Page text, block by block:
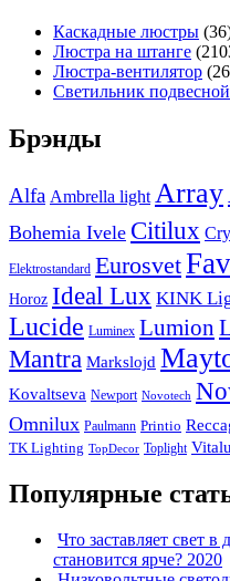
Каскадные люстры
Люстра на штанге
Люстра-вентилятор
Светильник подвесной
Брэнды
Alfa Ambrella light Array
Bohemia Ivele Citilux
Elektrostandard Eurosvet
Horoz Ideal Lux KINK
Lucide Luminex Lumion
Mantra Markslojd
Kovaltseva Newport Novotech
Omnilux Paulmann Printio
TK Lighting TopDecor Toplight
Популярные
Что заставляет свет в
становится ярче? 2020